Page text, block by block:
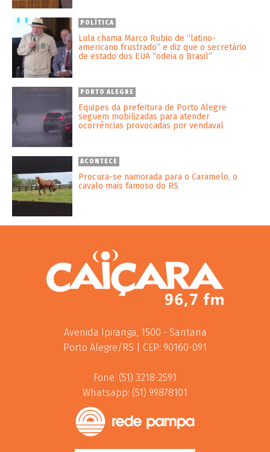
POLÍTICA
Lula chama Marco Rubio de “latino-
americano frustrado” e diz que o secretário
de estado dos EUA “odeia o Brasil”
PORTO ALEGRE
Equipes da prefeitura de Porto Alegre
seguem mobilizadas para atender
ocorrências provocadas por vendaval
ACONTECE
Procura-se namorada para o Caramelo, o
cavalo mais famoso do RS
Avenida Ipiranga, 1500 - Santana
Porto Alegre/RS | CEP: 90160-091
Fone: (51) 3218-2591
Whatsapp: (51) 99878101